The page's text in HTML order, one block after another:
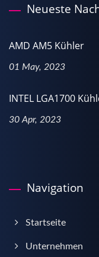
Neueste
AMD AM5 Kühler
01 May, 2023
INTEL LGA1700
30 Apr, 2023
Navigation
Startseite
Unternehmen